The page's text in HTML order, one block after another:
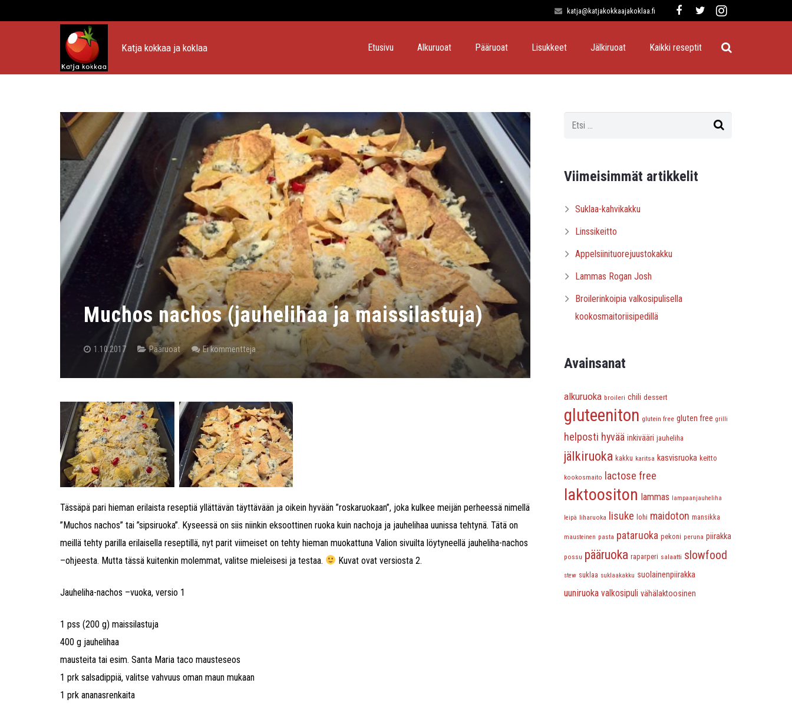
katja@katjakokkaajakoklaa.fi
Katja kokkaa ja koklaa Etusivu Alkuruoat Pääruoat Lisukkeet Jälkiruoat Kaikki reseptit
Muchos nachos (jauhelihaa ja maissilastuja)
1.10.2017 Pääruoat Ei kommentteja
Tässäpä pari hieman erilaista reseptiä yllättävän täyttävään ja oikein hyvään ”roskaruokaan”, joka kulkee meijän perheessä nimellä
”Muchos nachos” tai ”sipsiruoka”. Kyseessä on siis niinkin eksoottinen ruoka kuin nachoja ja jauhelihaa uunissa tehtynä. Tätä on
meillä tehty parilla erilaisella reseptillä, nyt parit viimeiset on tehty hieman muokattuna Valion sivuilta löytyneellä jauheliha-nachos
–ohjeesta. Mutta tässä kuitenkin molemmat, valitse mieleisesi ja testaa.
Kuvat ovat versiosta 2.
Jauheliha-nachos –vuoka, versio 1
1 pss (200 g) maissilastuja
400 g jauhelihaa
mausteita tai esim. Santa Maria taco mausteseos
1 prk salsadippiä, valitse vahvuus oman maun mukaan
1 prk ananasrenkaita
Viimeisimmät artikkelit
Suklaa-kahvikakku
Linssikeitto
Appelsiinituorejuustokakku
Lammas Rogan Josh
Broilerinkoipia valkosipulisella
kookosmaitoriisipedillä
Avainsanat
alkuruoka broileri chili dessert
gluteeniton glutein free gluten free grilli
helposti hyvää inkivääri jauheliha
jälkiruoka kakku karitsa kasvisruoka keitto
kookosmaito lactose free
laktoositon lammas lampaanjauheliha
leipä liharuoka lisuke lohi maidoton mansikka
mausteinen pasta pataruoka pekoni peruna piirakka
possu pääruoka raparperi salaatti slowfood
stew suklaa suklaakakku suolainenpiirakka
uuniruoka valkosipuli vähälaktoosinen